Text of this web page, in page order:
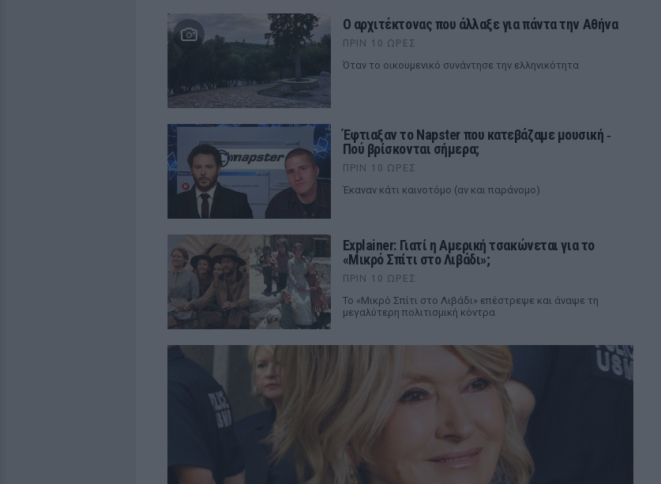
Ο αρχιτέκτονας που άλλαξε για πάντα την Αθήνα
ΠΡΙΝ 10 ΏΡΕΣ
Όταν το οικουμενικό συνάντησε την ελληνικότητα
Έφτιαξαν το Napster που κατεβάζαμε μουσική ‑
Πού βρίσκονται σήμερα;
ΠΡΙΝ 10 ΏΡΕΣ
Έκαναν κάτι καινοτόμο (αν και παράνομο)
Explainer: Γιατί η Αμερική τσακώνεται για το
«Μικρό Σπίτι στο Λιβάδι»;
ΠΡΙΝ 10 ΏΡΕΣ
Το «Μικρό Σπίτι στο Λιβάδι» επέστρεψε και άναψε τη
μεγαλύτερη πολιτισμική κόντρα